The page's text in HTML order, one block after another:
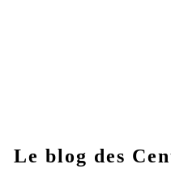
Le blog des